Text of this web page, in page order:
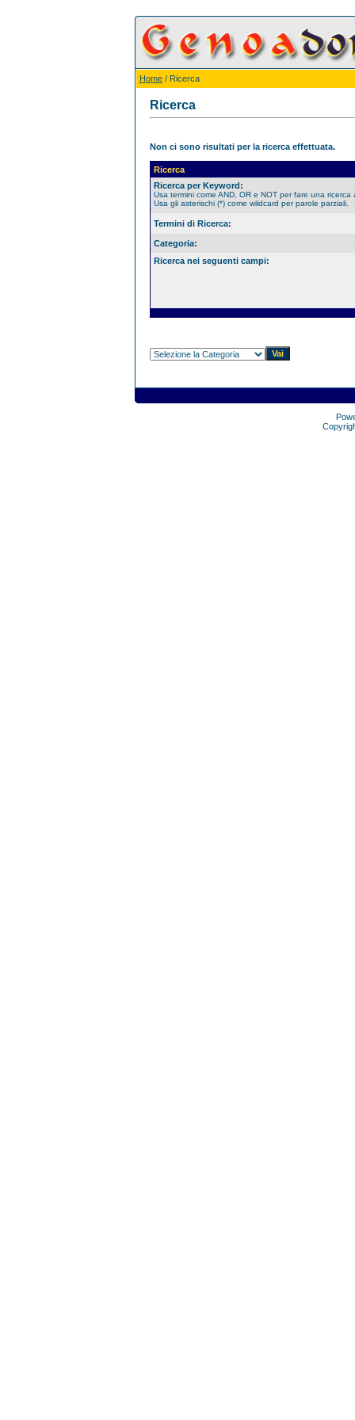
Home / Ricerca
Ricerca
Non ci sono risultati per la ricerca effettuata.
Ricerca
Ricerca per Keyword:
Usa termini come AND, OR e NOT per fare una ricerca
Usa gli asterischi (*) come wildcard per parole parziali.
Termini di Ricerca:
Categoria:
Ricerca nei seguenti campi: